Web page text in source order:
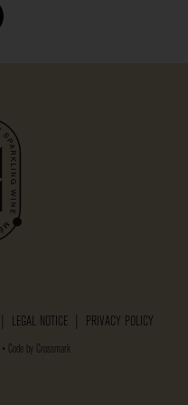
LEGAL NOTICE PRIVACY POLICY
• Code by Crossmark